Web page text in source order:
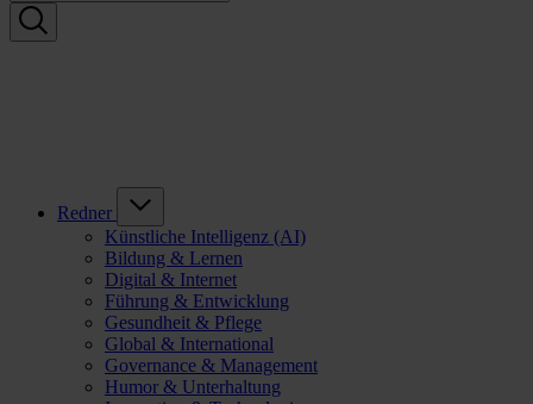
Redner
Künstliche Intelligenz (AI)
Bildung & Lernen
Digital & Internet
Führung & Entwicklung
Gesundheit & Pflege
Global & International
Governance & Management
Humor & Unterhaltung